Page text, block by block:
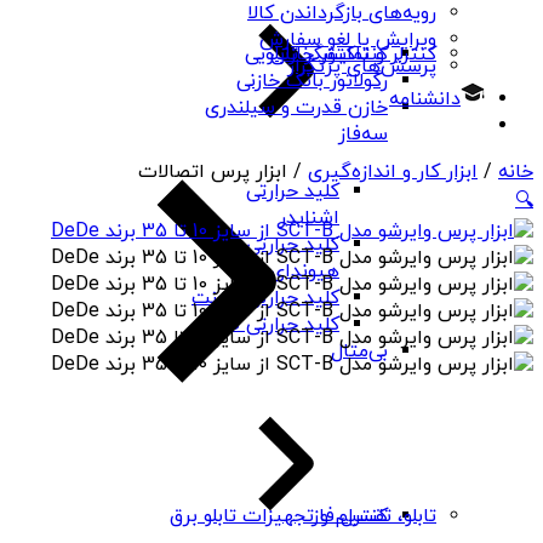
کلید حرارتی
اشنایدر
کلید حرارتی
هیوندای
کلید حرارتی چینت
کلید حرارتی PNS
بی‌متال
کنتاکتور خازنی
رگولاتور بانک خازنی
خازن قدرت و سیلندری
سه‌فاز
کنترلر و نمایشگر تابلویی
کنترل فاز
تابلو، تقسیم و تجهیزات تابلو برق
رویه‌های بازگرداندن کالا
ویرایش یا لغو سفارش
پرسش‌های پرتکرار
دانشنامه
خانه / ابزار کار و اندازه‌گیری / ابزار پرس اتصالات
🔍